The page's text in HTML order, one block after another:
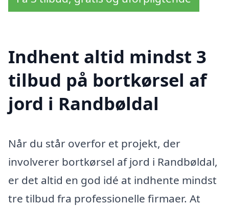
Indhent altid mindst 3
tilbud på bortkørsel af
jord i Randbøldal
Når du står overfor et projekt, der
involverer bortkørsel af jord i Randbøldal,
er det altid en god idé at indhente mindst
tre tilbud fra professionelle firmaer. At